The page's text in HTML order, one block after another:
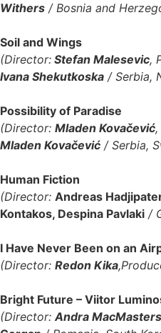
Withers / Bosnia and
Soil and Wings
(Director: Stefan Malesevic,
Ivana Shekutkoska / Serbia,
Possibility of Paradise
(Director: Mladen Kovačević
Mladen Kovačević / Serbia,
Human Fiction
(Director: Andreas
Kontakos, Despina Pavlaki /
I Have Never Been on an
(Director: Redon Kika
Bright Future – Viitor
(Director:Andra MacMasters